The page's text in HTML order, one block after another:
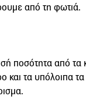
από τη φωτιά.
ποσότητα από τα
και τα υπόλοιπα